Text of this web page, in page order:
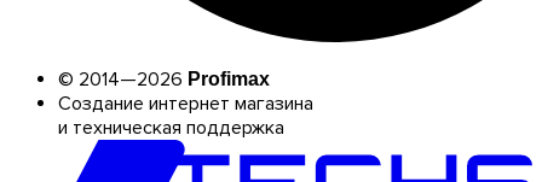
© 2014—2026 Profimax
Создание интернет магазина
и техническая поддержка